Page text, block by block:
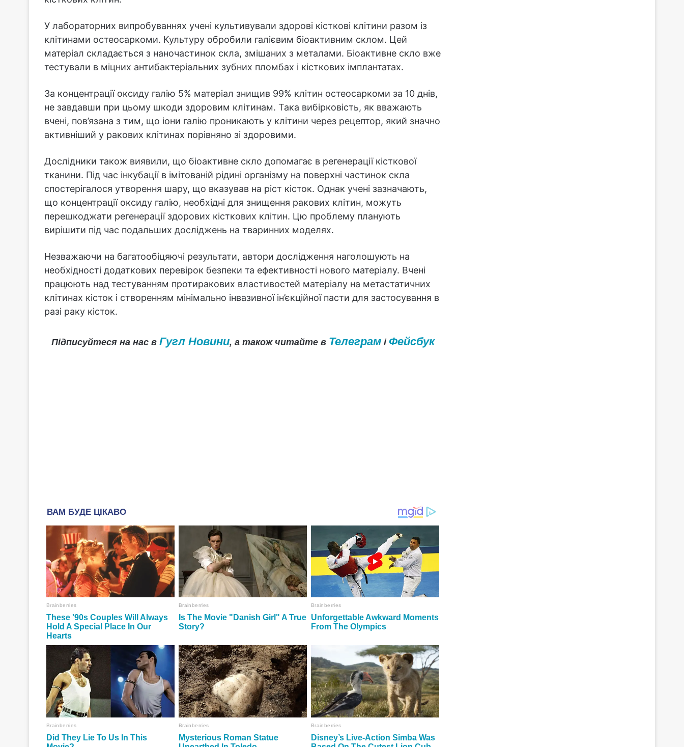
У лабораторних випробуваннях учені культивували здорові кісткові клітини разом із
клітинами остеосаркоми. Культуру обробили галієвим біоактивним склом. Цей
матеріал складається з наночастинок скла, змішаних з металами. Біоактивне скло вже
тестували в міцних антибактеріальних зубних пломбах і кісткових імплантатах.
За концентрації оксиду галію 5% матеріал знищив 99% клітин остеосаркоми за 10 днів,
не завдавши при цьому шкоди здоровим клітинам. Така вибірковість, як вважають
вчені, пов’язана з тим, що іони галію проникають у клітини через рецептор, який значно
активніший у ракових клітинах порівняно зі здоровими.
Дослідники також виявили, що біоактивне скло допомагає в регенерації кісткової
тканини. Під час інкубації в імітованій рідині організму на поверхні частинок скла
спостерігалося утворення шару, що вказував на ріст кісток. Однак учені зазначають,
що концентрації оксиду галію, необхідні для знищення ракових клітин, можуть
перешкоджати регенерації здорових кісткових клітин. Цю проблему планують
вирішити під час подальших досліджень на тваринних моделях.
Незважаючи на багатообіцяючі результати, автори дослідження наголошують на
необхідності додаткових перевірок безпеки та ефективності нового матеріалу. Вчені
працюють над тестуванням протиракових властивостей матеріалу на метастатичних
клітинах кісток і створенням мінімально інвазивної ін’єкційної пасти для застосування в
разі раку кісток.
Підписуйтеся на нас в Гугл Новини, а також читайте в Телеграмі Фейсбук